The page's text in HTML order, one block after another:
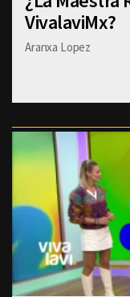
VivalaviMx?
Aranxa Lopez